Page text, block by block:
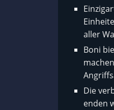
aller
Boni
Die
enden